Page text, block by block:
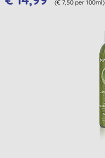
(€ 7,50 per 100ml)